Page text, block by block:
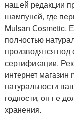
нашей редакции
шампуней, где
Mulsan Сosmetic.
полностью
производятся под
сертификации.
интернет магазин
натуральности
годности, он не
хранения.